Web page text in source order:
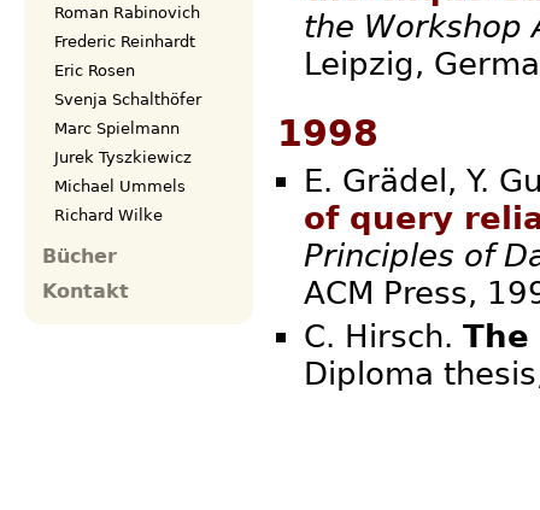
the Workshop
Leipzig,
1998
E. Grädel, Y.
of query
Principles of
ACM
C. Hirsch. The
Diploma
Roman Rabinovich
Frederic Reinhardt
Eric Rosen
Svenja Schalthöfer
Marc Spielmann
Jurek Tyszkiewicz
Michael Ummels
Richard Wilke
Bücher
Kontakt